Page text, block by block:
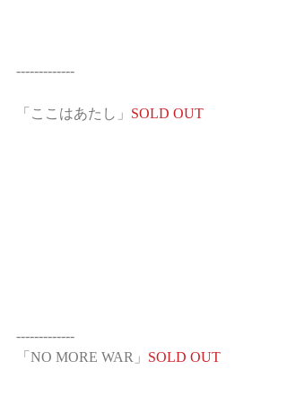
-------------
「ここはあたし」 SOLD OUT
-------------
「NO MORE WAR」 SOLD OUT